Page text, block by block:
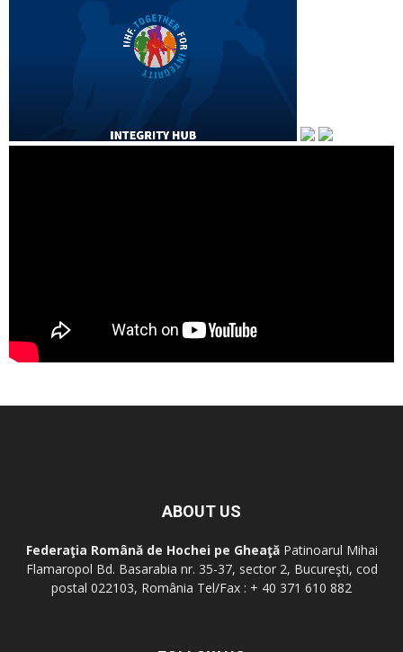
ABOUT US
Federaţia Română de Hochei pe GheaţăPatinoarul Mihai
Flamaropol Bd. Basarabia nr. 35-37, sector 2, Bucureşti, cod
postal 022103, România Tel/Fax : + 40 371 610 882